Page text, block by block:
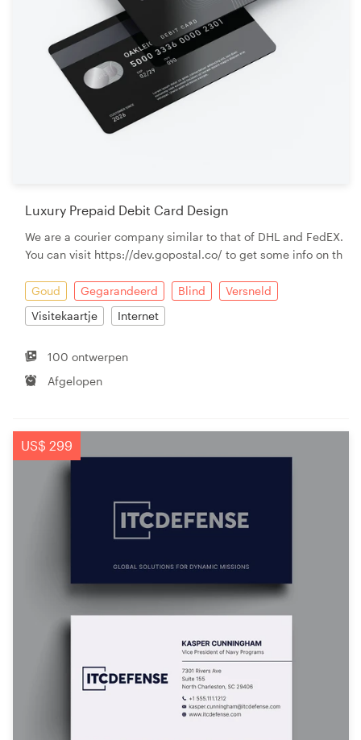
Luxury Prepaid Debit Card Design
We are a courier company similar to that of DHL and FedEX.
You can visit https://dev.gopostal.co/ to get some info on th
Goud Gegarandeerd Blind
Versneld
Visitekaartje
Internet
100 ontwerpen
Afgelopen
US$ 299